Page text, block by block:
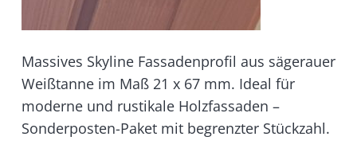
Massives Skyline Fassadenprofil aus sägerauer
Weißtanne im Maß 21 x 67 mm. Ideal für
moderne und rustikale Holzfassaden –
Sonderposten-Paket mit begrenzter Stückzahl.